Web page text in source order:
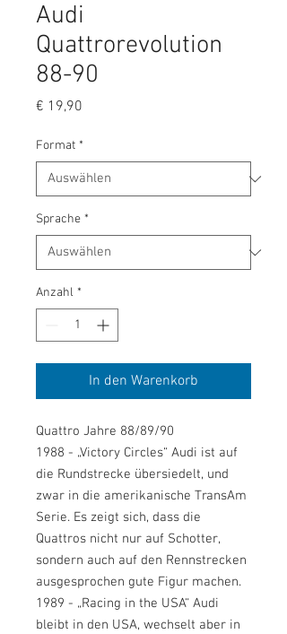
Audi
Quattrorevolution
88-90
€ 19,90
Format *
Sprache *
Anzahl *
In den Warenkorb
Quattro Jahre 88/89/90
1988 - „Victory Circles“ Audi ist auf
die Rundstrecke übersiedelt, und
zwar in die amerikanische TransAm
Serie. Es zeigt sich, dass die
Quattros nicht nur auf Schotter,
sondern auch auf den Rennstrecken
ausgesprochen gute Figur machen.
1989 - „Racing in the USA“ Audi
bleibt in den USA, wechselt aber in